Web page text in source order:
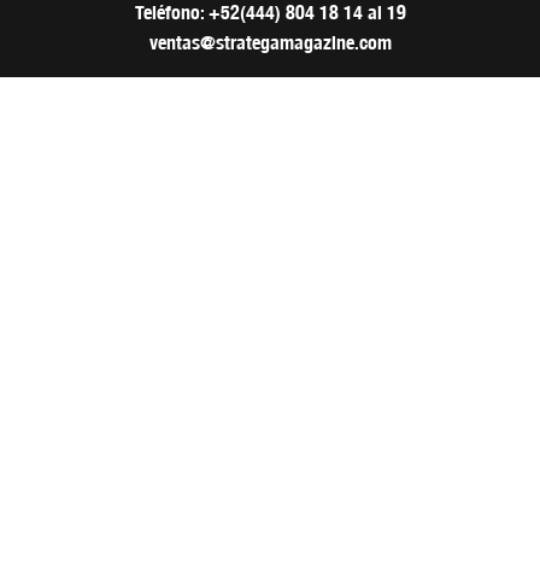
Teléfono: +52(444) 804 18 14 al 19
ventas@strategamagazine.com